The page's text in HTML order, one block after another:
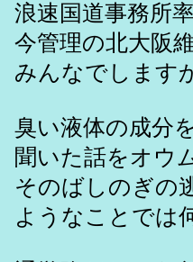
浪速国道事務所
今管理の北大阪
みんなでします
臭い液体の成分
聞いた話をオウ
そのばしのぎの
ようなことでは